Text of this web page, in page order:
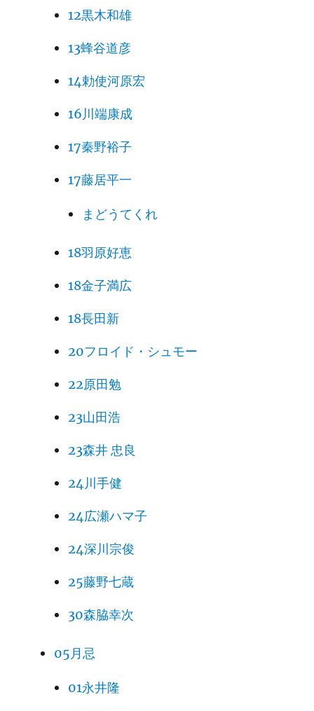
12黒木和雄
13蜂谷道彦
14勅使河原宏
16川端康成
17秦野裕子
17藤居平一
まどうてくれ
18羽原好恵
18金子満広
18長田新
20フロイド・シュモー
22原田勉
23山田浩
23森井 忠良
24川手健
24広瀬ハマ子
24深川宗俊
25藤野七蔵
30森脇幸次
05月忌
01永井隆